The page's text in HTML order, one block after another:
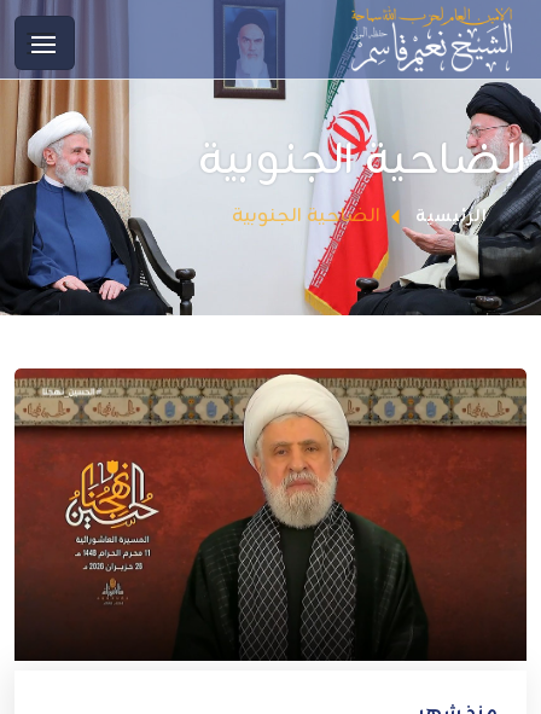
الضاحية الجنوبية
الرئيسية الضاحية الجنوبية